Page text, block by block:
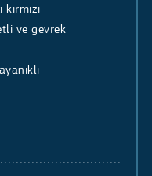
ve gevrek